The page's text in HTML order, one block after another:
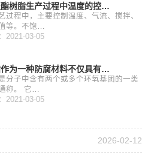
树脂生产过程中温度的控…
过程中，主要控制温度、气流、搅拌、
等。不饱…
2021-03-05
为一种防腐材料不仅具有…
分子中含有两个或多个环氧基团的一类
称。 它…
2021-03-05
2026-02-12